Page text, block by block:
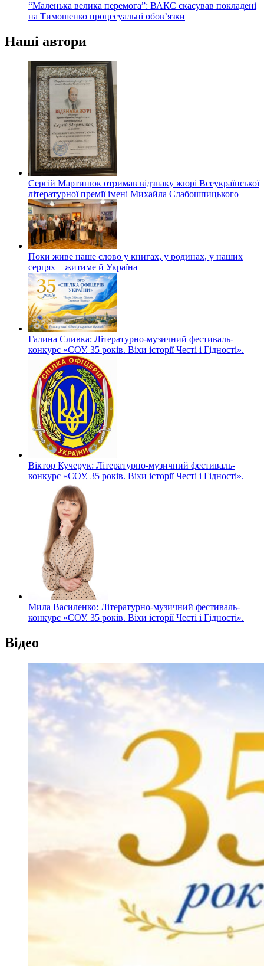
“Маленька велика перемога”: ВАКС скасував покладені
на Тимошенко процесуальні обов’язки
Наші автори
Сергій Мартинюк отримав відзнаку жюрі Всеукраїнської
літературної премії імені Михайла Слабошпицького
Поки живе наше слово у книгах, у родинах, у наших
серцях – житиме й Україна
Галина Сливка: Літературно-музичний фестиваль-
конкурс «СОУ. 35 років. Віхи історії Честі і Гідності».
Віктор Кучерук: Літературно-музичний фестиваль-
конкурс «СОУ. 35 років. Віхи історії Честі і Гідності».
Мила Василенко: Літературно-музичний фестиваль-
конкурс «СОУ. 35 років. Віхи історії Честі і Гідності».
Відео